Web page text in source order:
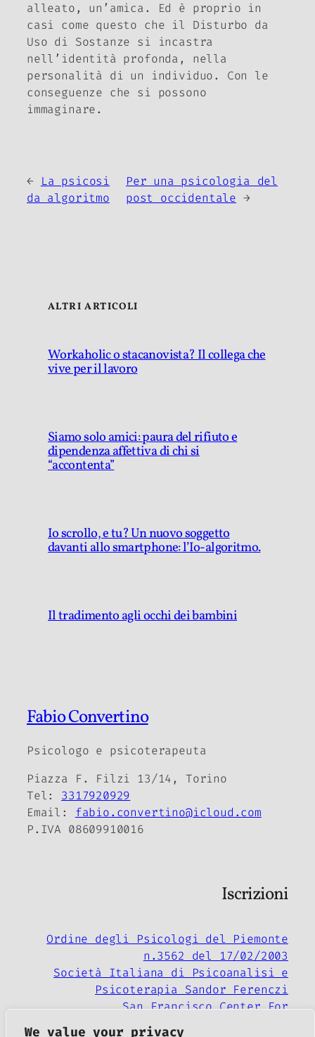
We value your privacy
alleato, un’amica. Ed è proprio in
casi come questo che il Disturbo da
Uso di Sostanze si incastra
nell’identità profonda, nella
personalità di un individuo. Con le
conseguenze che si possono
immaginare.
← La psicosi
da algoritmo
Per una psicologia del
post occidentale →
ALTRI ARTICOLI
Workaholic o stacanovista? Il collega che
vive per il lavoro
Siamo solo amici: paura del rifiuto e
dipendenza affettiva di chi si
“accontenta”
Io scrollo, e tu? Un nuovo soggetto
davanti allo smartphone: l’Io-algoritmo.
Il tradimento agli occhi dei bambini
Fabio Convertino
Psicologo e psicoterapeuta
Piazza F. Filzi 13/14, Torino
Tel: 3317920929
Email: fabio.convertino@icloud.com
P.IVA 08609910016
Iscrizioni
Ordine degli Psicologi del Piemonte
n.3562 del 17/02/2003
Società Italiana di Psicoanalisi e
Psicoterapia Sandor Ferenczi
San Francisco Center For